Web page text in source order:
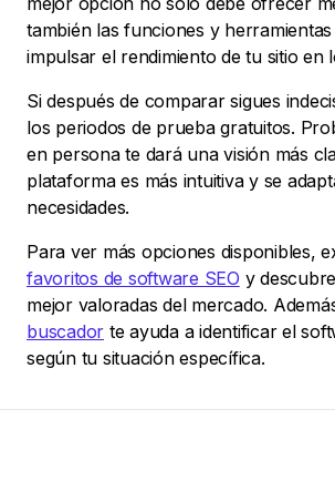
también las funciones y
impulsar el rendimiento de tu sitio en
Si después de comparar sigues
los periodos de prueba gratuitos.
en persona te dará una visión más
plataforma es más intuitiva y se
necesidades.
Para ver más opciones disponibles,
favoritos de software SEO y
mejor valoradas del mercado.
buscador te ayuda a identificar el
según tu situación específica.